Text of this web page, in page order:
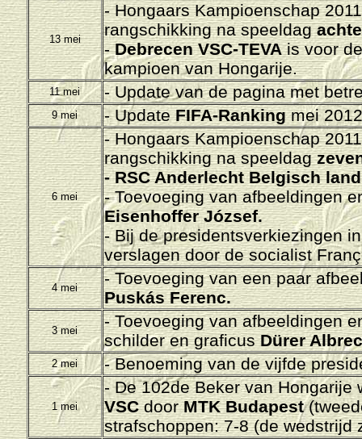
13 mei
- Hongaars Kampioenschap
rangschikking na speeldag
-Debrecen VSC-TEVAis voor
kampioen van Hongarije.
11 mei -Update van de pagina met
9 mei - UpdateFIFA-Rankingmei
6 mei
- Hongaars Kampioenschap
rangschikking na speeldag
- RSC Anderlecht Belgisch
-Toevoeging van afbeeldingen
Eisenhoffer József.
- Bij de presidentsverkiezingen
verslagen door de socialist
4 mei
-Toevoeging van een paar
Puskás Ferenc.
3 mei
-Toevoeging van afbeeldingen
schilder en graficusDürer
2 mei -Benoeming van de vijfde
1 mei
- De 102de Beker van Hongarije
VSCdoorMTK Budapest
strafschoppen: 7-8 (de wedstrijd